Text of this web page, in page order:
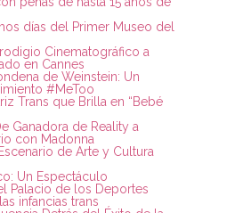
días del Primer Museo del
Cinematográfico a
en Cannes
de Weinstein: Un
#MeToo
Trans que Brilla en “Bebé
Ganadora de Reality a
con Madonna
de Arte y Cultura
Un Espectáculo
Palacio de los Deportes
infancias trans